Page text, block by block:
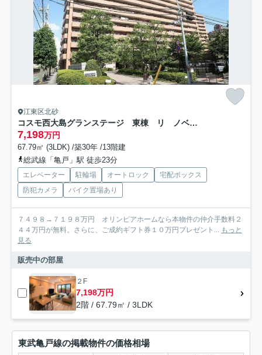
江東区北砂
コスモ西大島グランステージ 東棟 リ ノベーション済
7,198万円
67.79㎡ (3LDK) /築30年 /13階建
総武線「亀戸」駅 徒歩23分
エレベーター 駐輪場 オートロック
宅配ボックス
防犯カメラ
バイク置場あり
７４９８→７１９８万円 オリンピアホームなら本物件の仲介手数料２
４４万円が無料。さらに、ご成約ギフト券１０万円プレゼント...
もっと
見る
販売中の部屋
２F
7,198万円
2階 / 67.79㎡ / 3LDK
東武亀戸線の掲載物件の価格相場